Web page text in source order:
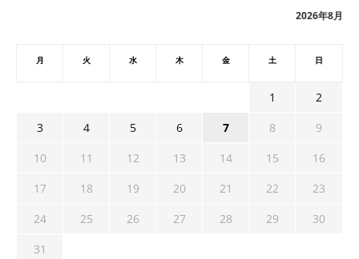
2026年8月
月 火 水 木 金 土 日
1
2
3
4 5 6 7 8
9
10
11 12 13 14 15
16
17
18 19 20 21 22
23
24
25 26 27 28 29
30
31